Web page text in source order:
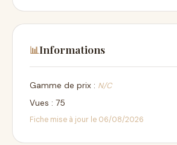
📊Informations
Gamme de prix : N/C
Vues : 75
Fiche mise à jour le 06/08/2026